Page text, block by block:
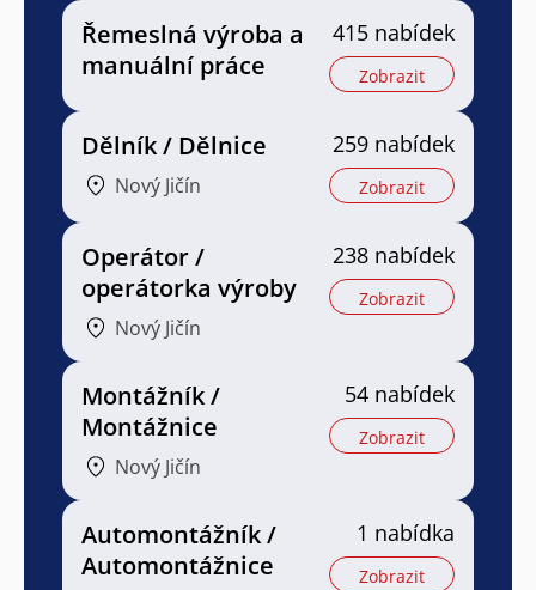
Řemeslná výroba a
manuální práce
415 nabídek
Zobrazit
Dělník / Dělnice
Nový Jičín
259 nabídek
Zobrazit
Operátor /
operátorka výroby
Nový Jičín
238 nabídek
Zobrazit
Montážník /
Montážnice
Nový Jičín
54 nabídek
Zobrazit
Automontážník /
Automontážnice
1 nabídka
Zobrazit